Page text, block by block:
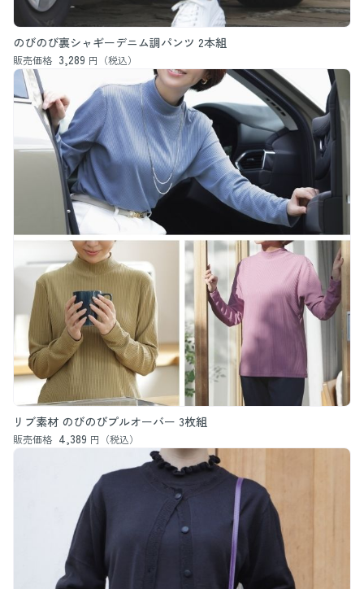
のびのび裏シャギーデニム調パンツ 2本組
販売価格 3,289 円（税込）
リブ素材 のびのびプルオーバー 3枚組
販売価格 4,389 円（税込）